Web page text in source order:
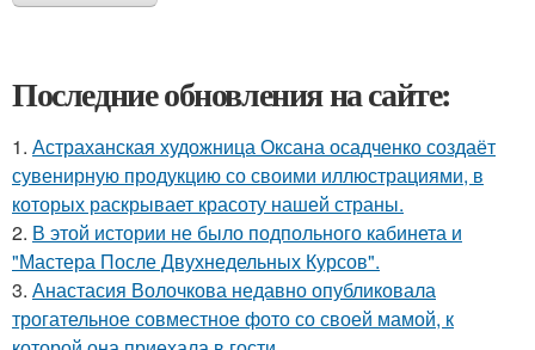
Последние обновления на сайте:
1. Астраханская художница Оксана осадченко создаёт
сувенирную продукцию со своими иллюстрациями, в
которых раскрывает красоту нашей страны.
2. В этой истории не было подпольного кабинета и
"Мастера После Двухнедельных Курсов".
3. Анастасия Волочкова недавно опубликовала
трогательное совместное фото со своей мамой, к